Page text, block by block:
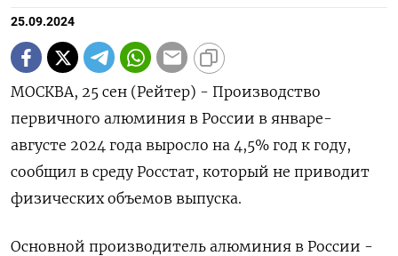
25.09.2024
МОСКВА, 25 сен (Рейтер) - Производство
первичного алюминия в России в январе-
августе 2024 года выросло на 4,5% год к году,
сообщил в среду Росстат, который не приводит
физических объемов выпуска.
Основной производитель алюминия в России -